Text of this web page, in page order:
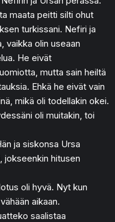
maata peitti silti ohut
turkissani. Nefiri ja
vaikka olin useaan
He eivät
mutta sain heiltä
Ehkä he eivät vain
mikä oli todellakin okei.
oli muitakin, toi
ja siskonsa Ursa
jokseenkin hitusen
oli hyvä. Nyt kun
aikaan.
saalistaa